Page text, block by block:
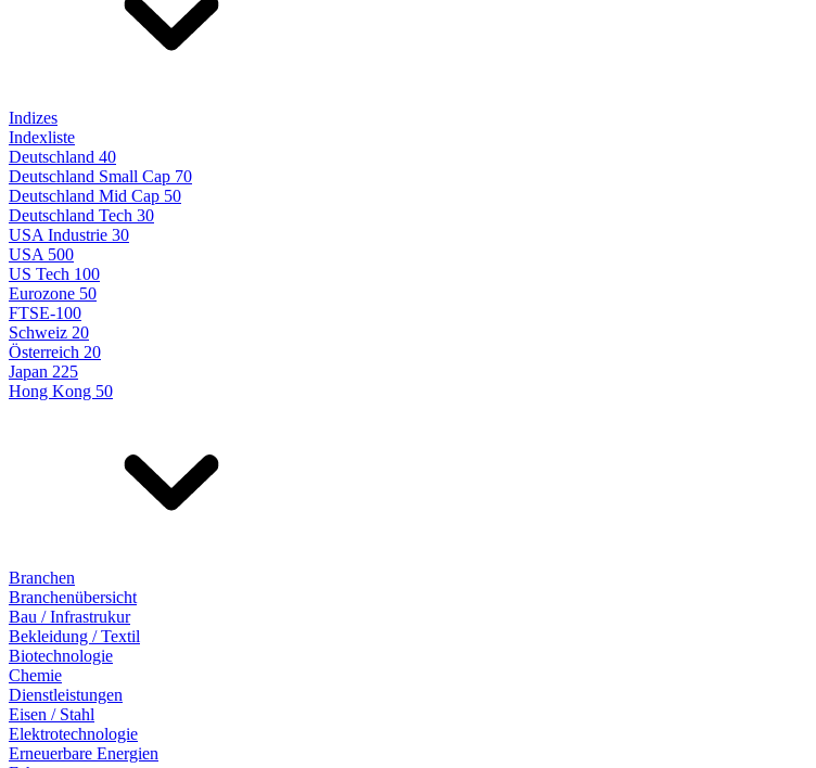
Indizes
Indexliste
Deutschland 40
Deutschland Small Cap 70
Deutschland Mid Cap 50
Deutschland Tech 30
USA Industrie 30
USA 500
US Tech 100
Eurozone 50
FTSE-100
Schweiz 20
Österreich 20
Japan 225
Hong Kong 50
Branchen
Branchenübersicht
Bau / Infrastrukur
Bekleidung / Textil
Biotechnologie
Chemie
Dienstleistungen
Eisen / Stahl
Elektrotechnologie
Erneuerbare Energien